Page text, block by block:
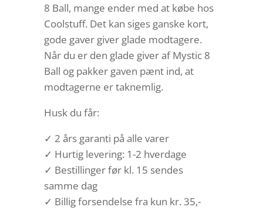
8 Ball, mange ender med at købe hos
Coolstuff. Det kan siges ganske kort,
gode gaver giver glade modtagere.
Når du er den glade giver af Mystic 8
Ball og pakker gaven pænt ind, at
modtagerne er taknemlig.
Husk du får:
✓ 2 års garanti på alle varer
✓ Hurtig levering: 1-2 hverdage
✓ Bestillinger før kl. 15 sendes
samme dag
✓ Billig forsendelse fra kun kr. 35,-